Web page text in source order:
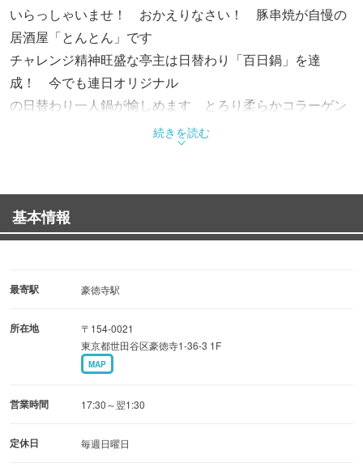
いらっしゃいませ！ おかえりなさい！ 豚串焼が自慢の
居酒屋「とんとん」です
チャレンジ精神旺盛な亭主は日替わり「百日鍋」を達
成！ 今でも連日オリジナル
の日替わり一人鍋が愉しめます とろり柔らかコラーゲン
「牛スジ丼」は売切御免の限定新メニュー！ ドリンクも
雰囲気でお待ちしてます 午前１時半まで営業中 女性同
士でもお気軽にどうぞ♪
続きを読む
基本情報
最寄駅 豪徳寺駅
所在地
〒154-0021
東京都世田谷区豪徳寺1-36-3 1F
MAP
営業時間 17:30～翌1:30
定休日 毎週日曜日